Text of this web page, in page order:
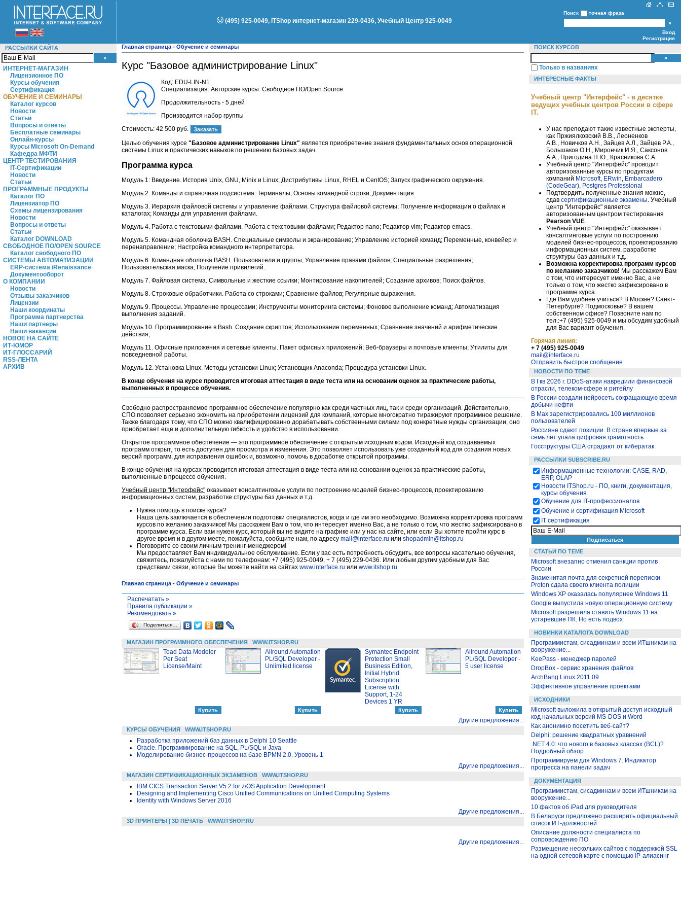
(495) 925-0049, ITShop интернет-магазин 229-0436, Учебный Центр 925-0049
Поиск точная фраза
Вход
Регистрация
РАССЫЛКИ САЙТА
ИНТЕРНЕТ-МАГАЗИН
Лицензионное ПО
Курсы обучения
Сертификация
ОБУЧЕНИЕ И СЕМИНАРЫ
Каталог курсов
Новости
Статьи
Вопросы и ответы
Бесплатные семинары
Онлайн-курсы
Курсы Microsoft On-Demand
Кафедра МФТИ
ЦЕНТР ТЕСТИРОВАНИЯ
IT-Сертификации
Новости
Статьи
ПРОГРАММНЫЕ ПРОДУКТЫ
Каталог ПО
Лицензиатор ПО
Схемы лицензирования
Новости
Вопросы и ответы
Статьи
Каталог DOWNLOAD
СВОБОДНОЕ ПО/OPEN SOURCE
Каталог свободного ПО
СИСТЕМЫ АВТОМАТИЗАЦИИ
ERP-система iRenaissance
Документооборот
О КОМПАНИИ
Новости
Отзывы заказчиков
Лицензии
Наши координаты
Программа партнерства
Наши партнеры
Наши вакансии
НОВОЕ НА САЙТЕ
ИТ-ЮМОР
ИТ-ГЛОССАРИЙ
RSS-ЛЕНТА
АРХИВ
Главная страница - Обучение и семинары
Курс "Базовое администрирование Linux"
Код: EDU-LIN-N1
Специализация: Авторские курсы: Свободное ПО/Open Source
Продолжительность - 5 дней
Производится набор группы
Стоимость: 42 500 руб.
Целью обучения курсе "Базовое администрирование Linux" является приобретение знания фундаментальных основ операционной
системы Linux и практических навыков по решению базовых задач.
Программа курса
Модуль 1: Введение. История Unix, GNU, Minix и Linux; Дистрибутивы Linux, RHEL и CentOS; Запуск графического окружения.
Модуль 2. Команды и справочная подсистема. Терминалы; Основы командной строки; Документация.
Модуль 3. Иерархия файловой системы и управление файлами. Структура файловой системы; Получение информации о файлах и
каталогах; Команды для управления файлами.
Модуль 4. Работа с текстовыми файлами. Работа с текстовыми файлами; Редактор nano; Редактор vim; Редактор emacs.
Модуль 5. Командная оболочка BASH. Специальные символы и экранирование; Управление историей команд; Переменные, конвейер и
перенаправление; Настройка командного интерпретатора.
Модуль 6. Командная оболочка BASH. Пользователи и группы; Управление правами файлов; Специальные разрешения;
Пользовательская маска; Получение привилегий.
Модуль 7. Файловая система. Символьные и жесткие ссылки; Монтирование накопителей; Создание архивов; Поиск файлов.
Модуль 8. Строковые обработчики. Работа со строками; Сравнение файлов; Регулярные выражения.
Модуль 9. Процессы. Управление процессами; Инструменты мониторинга системы; Фоновое выполнение команд; Автоматизация
выполнения заданий.
Модуль 10. Программирование в Bash. Создание скриптов; Использование переменных; Сравнение значений и арифметические
действия;
Модуль 11. Офисные приложения и сетевые клиенты. Пакет офисных приложений; Веб-браузеры и почтовые клиенты; Утилиты для
повседневной работы.
Модуль 12. Установка Linux. Методы установки Linux; Установщик Anaconda; Процедура установки Linux.
В конце обучения на курсе проводится итоговая аттестация в виде теста или на основании оценок за практические работы,
выполненных в процессе обучения.
Свободно распространяемое программное обеспечение популярно как среди частных лиц, так и среди организаций. Действительно,
СПО позволяет серьезно экономить на приобретении лицензий для компаний, которые многократно тиражируют программное решение.
Также благодаря тому, что СПО можно квалифицированно дорабатывать собственными силами под конкретные нужды организации, оно
приобретает еще и дополнительную гибкость и удобство в использовании.
Открытое программное обеспечение — это программное обеспечение с открытым исходным кодом. Исходный код создаваемых
программ открыт, то есть доступен для просмотра и изменения. Это позволяет использовать уже созданный код для создания новых
версий программ, для исправления ошибок и, возможно, помочь в доработке открытой программы.
В конце обучения на курсах проводится итоговая аттестация в виде теста или на основании оценок за практические работы,
выполненные в процессе обучения.
Учебный центр "Интерфейс" оказывает консалтинговые услуги по построению моделей бизнес-процессов, проектированию
информационных систем, разработке структуры баз данных и т.д.
Нужна помощь в поиске курса?
Наша цель заключается в обеспечении подготовки специалистов, когда и где им это необходимо. Возможна корректировка программ
курсов по желанию заказчиков! Мы расскажем Вам о том, что интересует именно Вас, а не только о том, что жестко зафиксировано в
программе курса. Если вам нужен курс, который вы не видите на графике или у нас на сайте, или если Вы хотите пройти курс в
другое время и в другом месте, пожалуйста, сообщите нам, по адресу mail@interface.ru или shopadmin@itshop.ru
Поговорите со своим личным тренинг-менеджером!
Мы предоставляет Вам индивидуальное обслуживание. Если у вас есть потребность обсудить, все вопросы касательно обучения,
свяжитесь, пожалуйста c нами по телефонам: +7 (495) 925-0049, + 7 (495) 229-0436. Или любым другим удобным для Вас
средствами связи, которые Вы можете найти на сайтах www.interface.ru или www.itshop.ru
Главная страница - Обучение и семинары
Распечатать »
Правила публикации »
Рекомендовать »
Поделиться…
МАГАЗИН ПРОГРАММНОГО ОБЕСПЕЧЕНИЯ WWW.ITSHOP.RU
Toad Data Modeler
Per Seat
License/Maint
Allround Automation
PL/SQL Developer -
Unlimited license
Symantec Endpoint
Protection Small
Business Edition,
Initial Hybrid
Subscription
License with
Support, 1-24
Devices 1 YR
Allround Automation
PL/SQL Developer -
5 user license
Другие предложения...
КУРСЫ ОБУЧЕНИЯ WWW.ITSHOP.RU
Разработка приложений баз данных в Delphi 10 Seattle
Oracle. Программирование на SQL, PL/SQL и Java
Моделирование бизнес-процессов на базе BPMN 2.0. Уровень 1
Другие предложения...
МАГАЗИН СЕРТИФИКАЦИОННЫХ ЭКЗАМЕНОВ WWW.ITSHOP.RU
IBM CICS Transaction Server V5.2 for z/OS Application Development
Designing and Implementing Cisco Unified Communications on Unified Computing Systems
Identity with Windows Server 2016
Другие предложения...
3D ПРИНТЕРЫ | 3D ПЕЧАТЬ WWW.ITSHOP.RU
Другие предложения...
ПОИСК КУРСОВ
Только в названиях
ИНТЕРЕСНЫЕ ФАКТЫ
Учебный центр "Интерфейс" - в десятке
ведущих учебных центров России в сфере
IT.
У нас преподают такие известные эксперты,
как Пржиялковский В.В., Леоненков
А.В., Новичков А.Н., Зайцев А.Л., Зайцев Р.А.,
Большаков О.Н., Мирончик И.Я., Саксонов
А.А., Пригодина Н.Ю., Красникова С.А.
Учебный центр "Интерфейс" проводит
авторизованные курсы по продуктам
компаний Microsoft, ERwin Embarcadero
(CodeGear) Postgres Professional
Подтвердить полученные знания можно,
сдав сертификационные экзамены . Учебный
центр "Интерфейс" является
авторизованным центром тестирования
Pearson VUE
Учебный центр "Интерфейс" оказывает
консалтинговые услуги по построению
моделей бизнес-процессов, проектированию
информационных систем, разработке
структуры баз данных и т.д.
Возможна корректировка программ курсов
по желанию заказчиков! Мы расскажем Вам
о том, что интересует именно Вас, а не
только о том, что жестко зафиксировано в
программе курса.
Где Вам удобнее учиться? В Москве? Санкт-
Петербурге? Подмосковье? В вашем
собственном офисе? Позвоните нам по
тел.:+7 (495) 925-0049 и мы обсудим удобный
для Вас вариант обучения.
Горячая линия:
+ 7 (495) 925-0049
mail@interface.ru
Отправить быстрое сообщение
НОВОСТИ ПО ТЕМЕ
В I кв 2026 г. DDoS-атаки навредили финансовой
отрасли, телеком-сфере и ритейлу
В России создали нейросеть сокращающую время
добычи нефти
В Max зарегистрировались 100 миллионов
пользователей
Россияне сдают позиции. В стране впервые за
семь лет упала цифровая грамотность
Госструктуры США страдают от кибератак
РАССЫЛКИ SUBSCRIBE.RU
Информационные технологии: CASE, RAD,
ERP, OLAP
Новости ITShop.ru - ПО, книги, документация,
курсы обучения
Обучение для IT-профессионалов
Обучение и сертификация Microsoft
IT сертификация
СТАТЬИ ПО ТЕМЕ
Microsoft внезапно отменил санкции против
России
Знаменитая почта для секретной переписки
Proton сдала своего клиента полиции
Windows XP оказалась популярнее Windows 11
Google выпустила новую операционную систему
Microsoft разрешила ставить Windows 11 на
устаревшие ПК. Но есть подвох
НОВИНКИ КАТАЛОГА DOWNLOAD
Программистам, сисадминам и всем ИТшникам на
вооружение...
KeePass - менеджер паролей
DropBox - сервис хранения файлов
ArchBang Linux 2011.09
Эффективное управление проектами
ИСХОДНИКИ
Microsoft выложила в открытый доступ исходный
код начальных версий MS-DOS и Word
Как анонимно посетить веб-сайт?
Delphi: решение квадратных уравнений
.NET 4.0: что нового в базовых классах (BCL)?
Подробный обзор
Программируем для Windows 7. Индикатор
прогресса на панели задач
ДОКУМЕНТАЦИЯ
Программистам, сисадминам и всем ИТшникам на
вооружение...
10 фактов об iPad для руководителя
В Беларуси предложено расширить официальный
список ИТ-должностей
Описание должности специалиста по
сопровождению ПО
Размещение нескольких сайтов с поддержкой SSL
на одной сетевой карте с помощью IP-алиасинг